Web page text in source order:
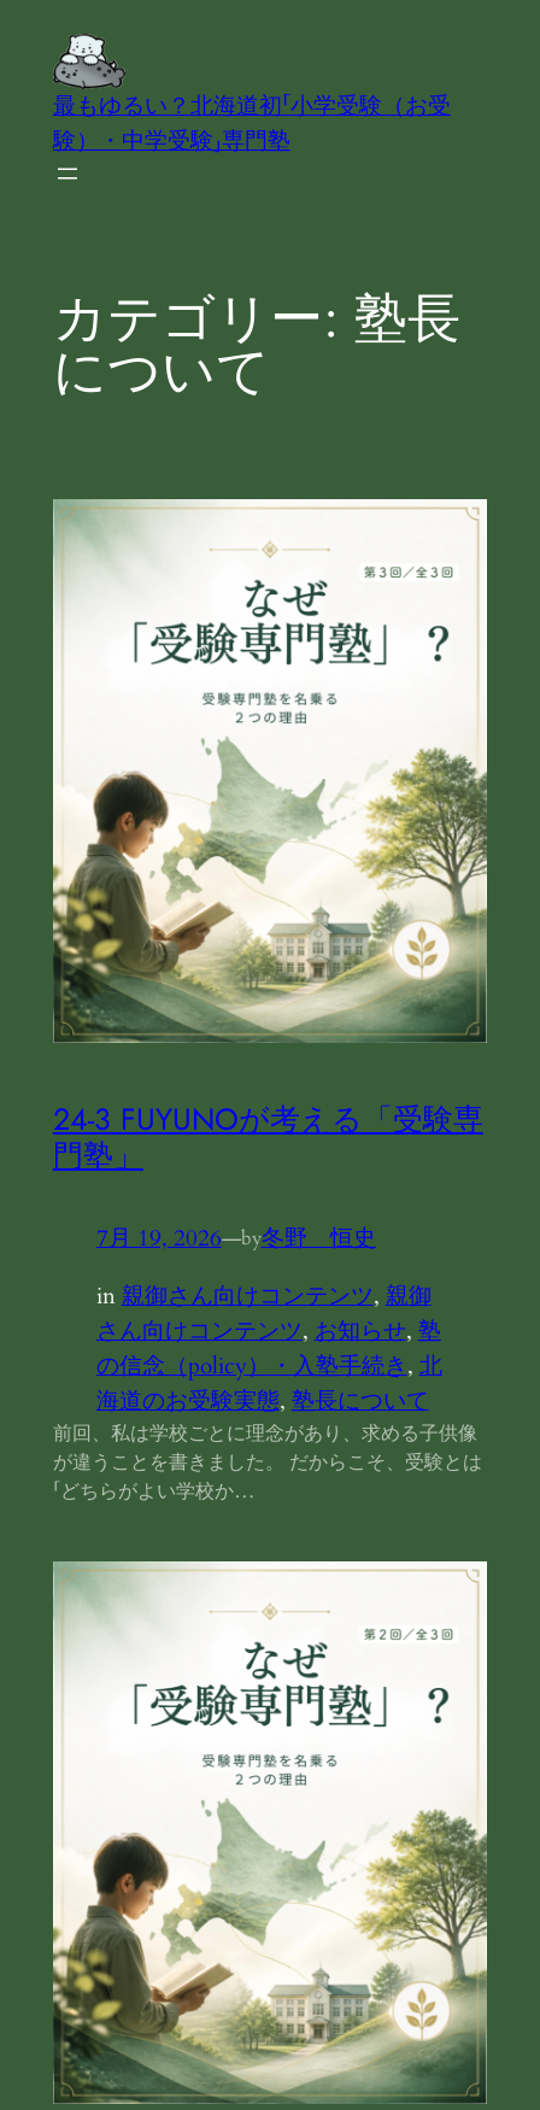
最もゆるい？北海道初「小学受験（お受
験）・中学受験」専門塾
カテゴリー: 塾長
について
24‐3 FUYUNOが考える「受験専
門塾」
7月 19, 2026—by冬野 恒史
in親御さん向けコンテンツ, 親御
さん向けコンテンツ, お知らせ, 塾
の信念（policy）・入塾手続き, 北
海道のお受験実態, 塾長について
前回、私は学校ごとに理念があり、求める子供像
が違うことを書きました。 だからこそ、受験とは
「どちらがよい学校か…